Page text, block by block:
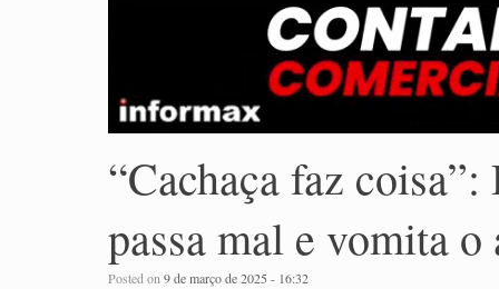
“Cachaça faz
passa mal e vomita
Posted on9 de março de 2025 - 16:32